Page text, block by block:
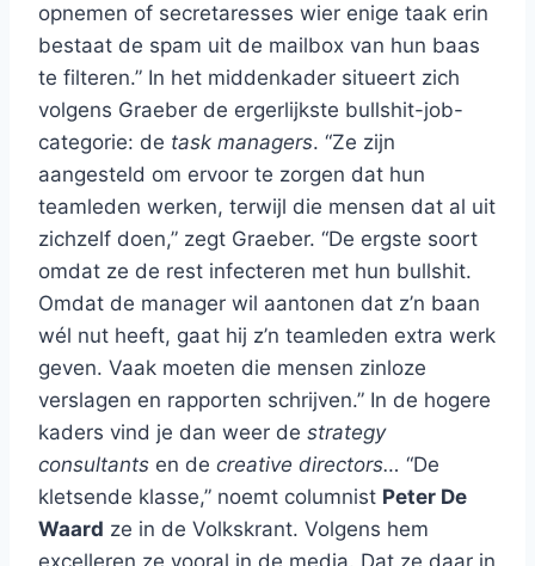
opnemen of secretaresses wier enige taak erin
bestaat de spam uit de mailbox van hun baas
te filteren.” In het middenkader situeert zich
volgens Graeber de ergerlijkste bullshit-job-
categorie: de task managers. “Ze zijn
aangesteld om ervoor te zorgen dat hun
teamleden werken, terwijl die mensen dat al uit
zichzelf doen,” zegt Graeber. “De ergste soort
omdat ze de rest infecteren met hun bullshit.
Omdat de manager wil aantonen dat z’n baan
wél nut heeft, gaat hij z’n teamleden extra werk
geven. Vaak moeten die mensen zinloze
verslagen en rapporten schrijven.” In de hogere
kaders vind je dan weer de strategy
consultants en de creative directors… “De
kletsende klasse,” noemt columnist Peter De
Waard ze in de Volkskrant. Volgens hem
excelleren ze vooral in de media. Dat ze daar in